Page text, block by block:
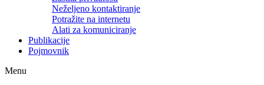
Neželjeno kontaktiranje
Potražite na internetu
Alati za komuniciranje
Publikacije
Pojmovnik
Menu